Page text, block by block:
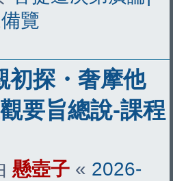
覽
初探・奢摩他
要旨總說-課程
懸壺子 « 2026-